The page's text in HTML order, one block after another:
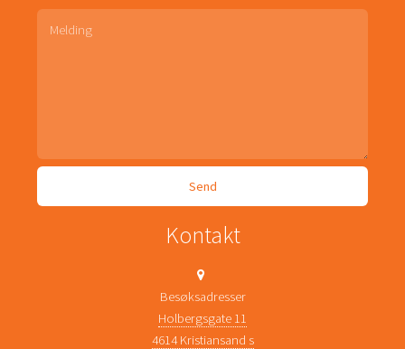
Kontakt
Besøksadresser
Holbergsgate 11
4614 Kristiansand s